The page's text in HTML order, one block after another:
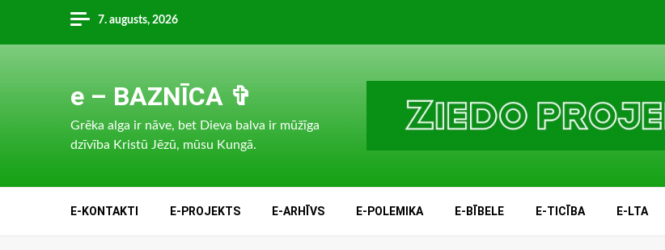
content
7. augusts, 2026
e – BAZNĪCA ✞
Grēka alga ir nāve, bet Dieva balva ir mūžīga
dzīvība Kristū Jēzū, mūsu Kungā.
E-KONTAKTI E-PROJEKTS E-ARHĪVS E-POLEMIKA E-BĪBELE E-TICĪBA E-LTA